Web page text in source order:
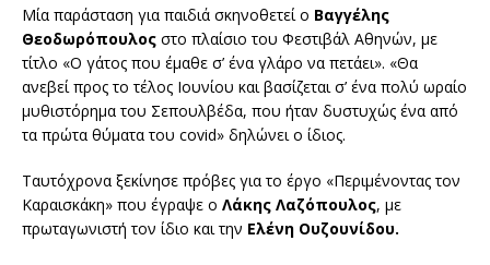
Μία παράσταση για παιδιά σκηνοθετεί ο Βαγγέλης
Θεοδωρόπουλος στο πλαίσιο του Φεστιβάλ Αθηνών, με
τίτλο «Ο γάτος που έμαθε σ’ ένα γλάρο να πετάει». «Θα
ανεβεί προς το τέλος Ιουνίου και βασίζεται σ’ ένα πολύ ωραίο
μυθιστόρημα του Σεπουλβέδα, που ήταν δυστυχώς ένα από
τα πρώτα θύματα του covid» δηλώνει ο ίδιος.
Ταυτόχρονα ξεκίνησε πρόβες για το έργο «Περιμένοντας τον
Καραισκάκη» που έγραψε ο Λάκης Λαζόπουλος, με
πρωταγωνιστή τον ίδιο και την Ελένη Ουζουνίδου.